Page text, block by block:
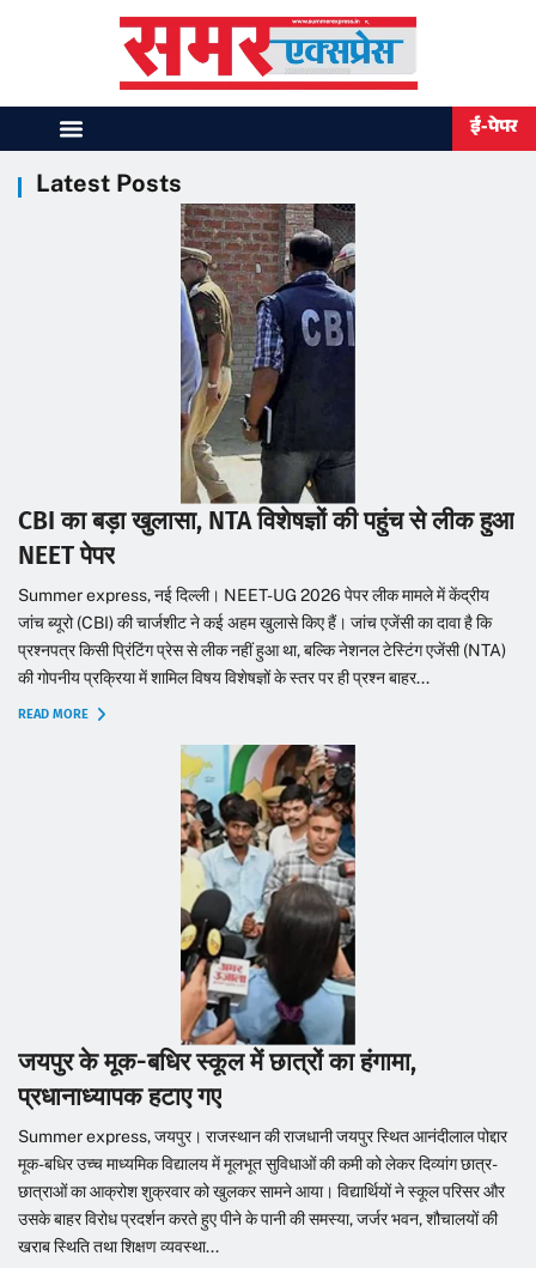
ई-पेपर
Latest Posts
CBI का बड़ा खुलासा, NTA विशेषज्ञों की पहुंच से लीक हुआ
NEET पेपर
Summer express, नई दिल्ली। NEET-UG 2026 पेपर लीक मामले में केंद्रीय
जांच ब्यूरो (CBI) की चार्जशीट ने कई अहम खुलासे किए हैं। जांच एजेंसी का दावा है कि
प्रश्नपत्र किसी प्रिंटिंग प्रेस से लीक नहीं हुआ था, बल्कि नेशनल टेस्टिंग एजेंसी (NTA)
की गोपनीय प्रक्रिया में शामिल विषय विशेषज्ञों के स्तर पर ही प्रश्न बाहर...
READ MORE
जयपुर के मूक-बधिर स्कूल में छात्रों का हंगामा,
प्रधानाध्यापक हटाए गए
Summer express, जयपुर। राजस्थान की राजधानी जयपुर स्थित आनंदीलाल पोद्दार
मूक-बधिर उच्च माध्यमिक विद्यालय में मूलभूत सुविधाओं की कमी को लेकर दिव्यांग छात्र-
छात्राओं का आक्रोश शुक्रवार को खुलकर सामने आया। विद्यार्थियों ने स्कूल परिसर और
उसके बाहर विरोध प्रदर्शन करते हुए पीने के पानी की समस्या, जर्जर भवन, शौचालयों की
खराब स्थिति तथा शिक्षण व्यवस्था...